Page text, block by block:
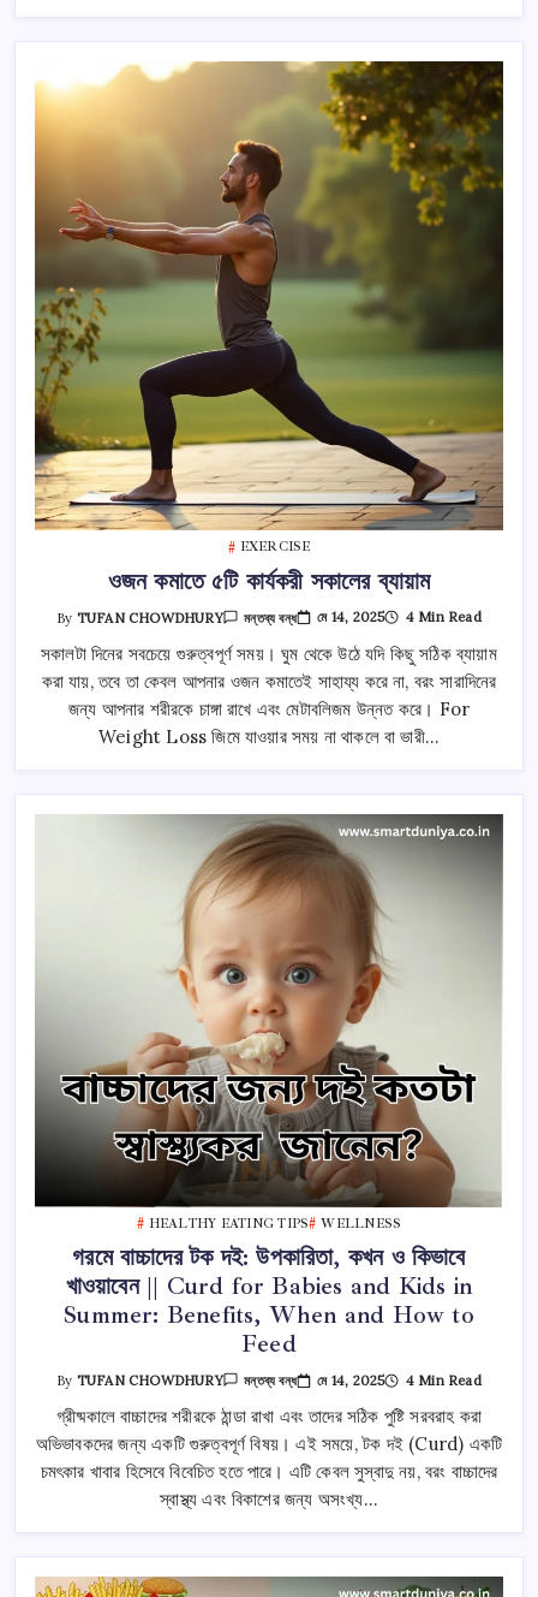
EXERCISE
ওজন কমাতে ৫টি কার্যকরী সকালের ব্যায়াম
By TUFAN CHOWDHURY
ওজন
কমাতে
৫টি
কার্যকরী
সকালের
ব্যায়াম
তে
মন্তব্য বন্ধ মে 14, 2025 4 Min Read
সকালটা দিনের সবচেয়ে গুরুত্বপূর্ণ সময়। ঘুম থেকে উঠে যদি কিছু সঠিক ব্যায়াম
করা যায়, তবে তা কেবল আপনার ওজন কমাতেই সাহায্য করে না, বরং সারাদিনের
জন্য আপনার শরীরকে চাঙ্গা রাখে এবং মেটাবলিজম উন্নত করে। For
Weight Loss জিমে যাওয়ার সময় না থাকলে বা ভারী…
HEALTHY EATING TIPS WELLNESS
গরমে বাচ্চাদের টক দই: উপকারিতা, কখন ও কিভাবে
খাওয়াবেন || Curd for Babies and Kids in
Summer: Benefits, When and How to
Feed
By TUFAN CHOWDHURY
গরমে
বাচ্চাদের
টক
দই:
উপকারিতা,
ও
খাওয়াবেন
And
মন্তব্য বন্ধ মে 14, 2025 4 Min Read
গ্রীষ্মকালে বাচ্চাদের শরীরকে ঠান্ডা রাখা এবং তাদের সঠিক পুষ্টি সরবরাহ করা
অভিভাবকদের জন্য একটি গুরুত্বপূর্ণ বিষয়। এই সময়ে, টক দই (Curd) একটি
চমৎকার খাবার হিসেবে বিবেচিত হতে পারে। এটি কেবল সুস্বাদু নয়, বরং বাচ্চাদের
স্বাস্থ্য এবং বিকাশের জন্য অসংখ্য…